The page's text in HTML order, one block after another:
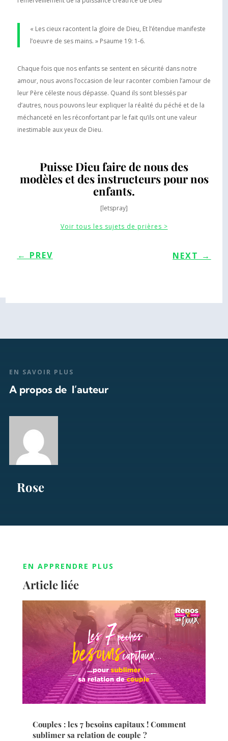
« Les cieux racontent la gloire de Dieu, Et l’étendue manifeste
l’oeuvre de ses mains. » Psaume 19: 1-6.
Chaque fois que nos enfants se sentent en sécurité dans notre
amour, nous avons l’occasion de leur raconter combien l’amour de
leur Père céleste nous dépasse. Quand ils sont blessés par
d’autres, nous pouvons leur expliquer la réalité du péché et de la
méchanceté en les réconfortant par le fait qu’ils ont une valeur
inestimable aux yeux de Dieu.
Puisse Dieu faire de nous des
modèles et des instructeurs pour nos
enfants.
[letspray]
Voir tous les sujets de prières >
← PREV NEXT →
EN SAVOIR PLUS
A propos de l’auteur
Rose
EN APPRENDRE PLUS
Article liée
Couples : les 7 besoins capitaux ! Comment
sublimer sa relation de couple ?